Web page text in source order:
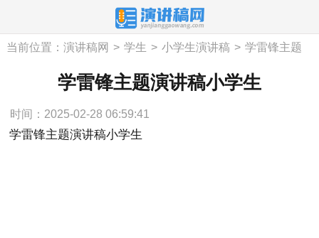
当前位置： 演讲稿网 > 学生 > 小学生演讲稿 > 学雷锋主题
演讲稿小学生学雷锋主题演讲稿小学生
时间：2025-02-28 06:59:41
学雷锋主题演讲稿小学生